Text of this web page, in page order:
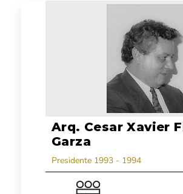
Arq. Cesar Xavier
Garza
Presidente 1993 - 1994